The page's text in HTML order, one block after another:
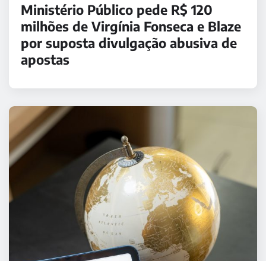
Ministério Público pede R$ 120
milhões de Virgínia Fonseca e Blaze
por suposta divulgação abusiva de
apostas